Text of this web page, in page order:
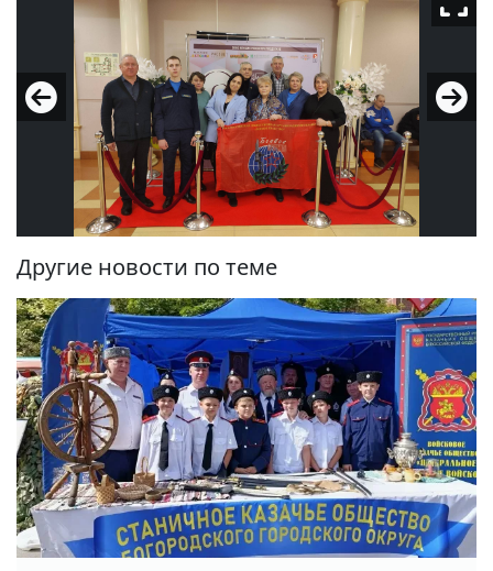
Другие новости по теме